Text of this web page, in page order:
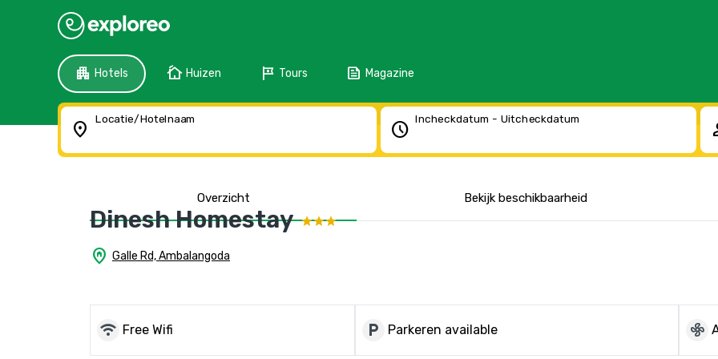
apartment Hotels cottage Huizen tour Tours feed Magazine
location_on Locatie/Hotelnaam schedule Incheckdatum - Uitcheckdatum
Overzicht Bekijk beschikbaarheid
Dinesh Homestay
home_pin Galle Rd, Ambalangoda
wifi Free Wifi local_parking Parkeren available mode_fan